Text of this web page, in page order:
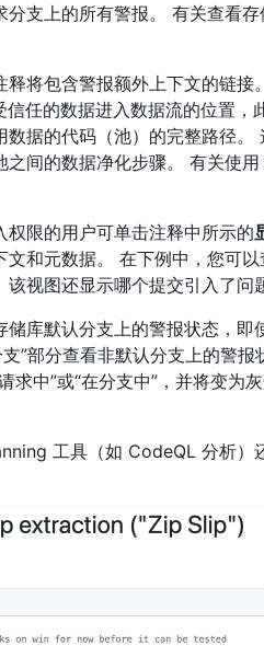
支上的所有警报。 有关查看
将包含警报额外上下文的链接
信任的数据进入数据流的位置，
数据的代码（池）的完整路径。
间的数据净化步骤。 有关使
限的用户可单击注释中所示的
和元数据。 在下例中，您可
视图还显示哪个提交引入了问
库默认分支上的警报状态，即
”部分查看非默认分支上的警
求中”或“在分支中”，并将变为
工具（如 CodeQL 分析）